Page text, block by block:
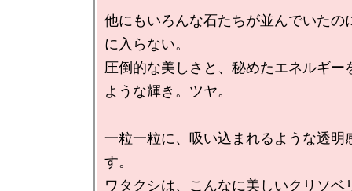
他にもいろんな石たちが並んでいたの
に入らない。
圧倒的な美しさと、秘めたエネルギー
ような輝き。ツヤ。
一粒一粒に、吸い込まれるような透明
す。
ワタクシは、こんなに美しいクリソベ